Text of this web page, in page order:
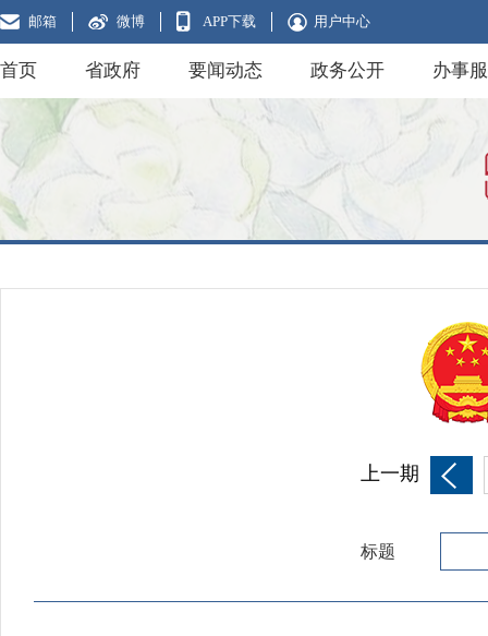
邮箱 微博 APP下载 用户中心
首页 省政府 要闻动态 政务公开 办事
上一期
标题